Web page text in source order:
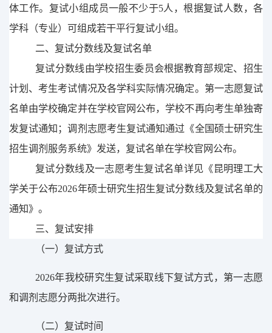
体工作。复试小组成员一般不少于5人，根据复试人数，各
学科（专业）可组成若干平行复试小组。
二、复试分数线及复试名单
复试分数线由学校招生委员会根据教育部规定、招生
计划、考生考试情况及各学科实际情况确定。第一志愿复试
名单由学校确定并在学校官网 公布，学校不再向考生单独寄
发复试通知；调剂志愿考生复试通知通过 《全国硕士研究生
招生调剂服务系统》 发送，复试名单在学校官 网公布。
复试分数线及一志愿考生复试名单详见《昆明理工大
学关于公布2026年硕士研究生招生复试分数线及复试名单的
通知》。
三、复试安排
（一） 复试方式
2026年我校研究生复试采取线下复试方式，第一志愿
和调剂志愿分两批次进行。
（二） 复试时间